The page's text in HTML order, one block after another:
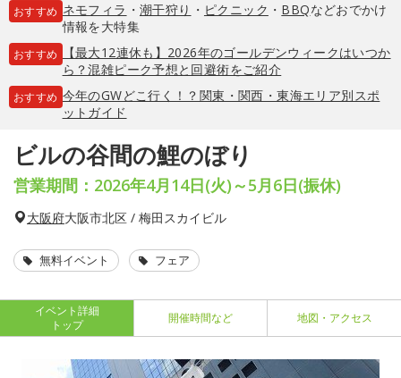
おすすめ ネモフィラ ・ 潮干狩り ・ ピクニック ・ BBQなどおでかけ
情報を大特集
おすすめ
【最大12連休も】2026年のゴールデンウィークはいつか
ら？混雑ピーク予想と回避術をご紹介
おすすめ 今年のGWどこ行く！？関東・関西・東海エリア別スポ
ットガイド
ビルの谷間の鯉のぼり
営業期間：2026年4月14日(火)～5月6日(振休)
大阪府大阪市北区 / 梅田スカイビル
無料イベント フェア
イベント詳細
トップ
開催時間など 地図・アクセス